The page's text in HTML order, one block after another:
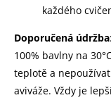
každého
Doporučená údržba
100% bavlny na
teplotě a
aviváže. Vždy je